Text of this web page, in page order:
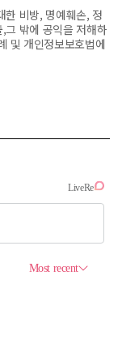
한 비방, 명예훼손, 정
그 밖에 공익을 저해하
및 개인정보보호법에